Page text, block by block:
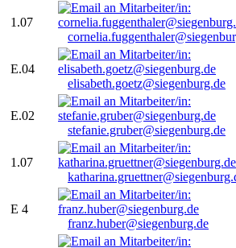
1.07
E.04
elisabeth.goetz@siegenburg.de
E.02
stefanie.gruber@siegenburg.de
1.07
E 4
franz.huber@siegenburg.de